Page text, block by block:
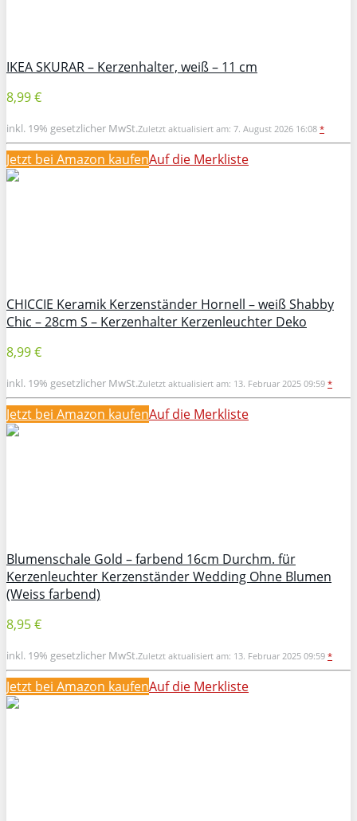
IKEA SKURAR – Kerzenhalter, weiß – 11 cm
8,99 €
inkl. 19% gesetzlicher MwSt.Zuletzt aktualisiert am: 7. August 2026 16:08 *
Jetzt bei Amazon kaufenAuf die Merkliste
CHICCIE Keramik Kerzenständer Hornell – weiß Shabby
Chic – 28cm S – Kerzenhalter Kerzenleuchter Deko
8,99 €
inkl. 19% gesetzlicher MwSt.Zuletzt aktualisiert am: 13. Februar 2025 09:59 *
Jetzt bei Amazon kaufenAuf die Merkliste
Blumenschale Gold – farbend 16cm Durchm. für
Kerzenleuchter Kerzenständer Wedding Ohne Blumen
(Weiss farbend)
8,95 €
inkl. 19% gesetzlicher MwSt.Zuletzt aktualisiert am: 13. Februar 2025 09:59 *
Jetzt bei Amazon kaufenAuf die Merkliste